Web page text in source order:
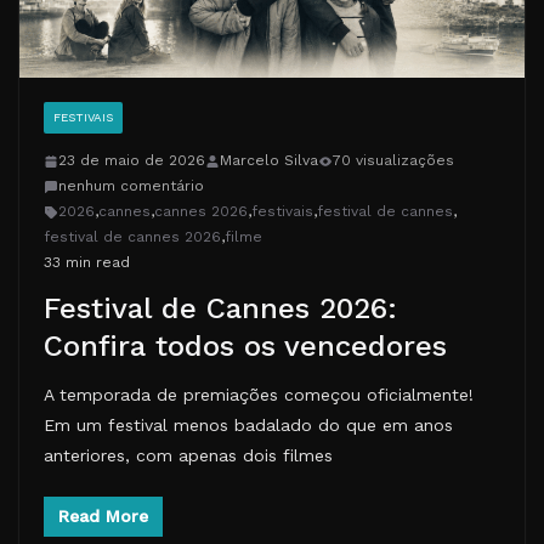
FESTIVAIS
23 de maio de 2026 Marcelo Silva
70 visualizações
nenhum comentário
2026,cannes,cannes 2026,festivais,festival de cannes,
festival de cannes 2026,filme
33 min read
Festival de Cannes 2026:
Confira todos os vencedores
A temporada de premiações começou oficialmente!
Em um festival menos badalado do que em anos
anteriores, com apenas dois filmes
Read More